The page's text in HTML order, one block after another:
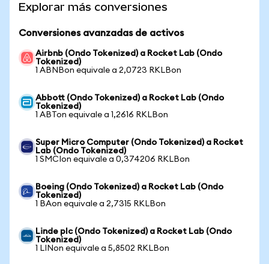
Explorar más conversiones
Conversiones avanzadas de activos
Airbnb (Ondo Tokenized) a Rocket Lab (Ondo
Tokenized)
1 ABNBon equivale a 2,0723 RKLBon
Abbott (Ondo Tokenized) a Rocket Lab (Ondo
Tokenized)
1 ABTon equivale a 1,2616 RKLBon
Super Micro Computer (Ondo Tokenized) a Rocket
Lab (Ondo Tokenized)
1 SMCIon equivale a 0,374206 RKLBon
Boeing (Ondo Tokenized) a Rocket Lab (Ondo
Tokenized)
1 BAon equivale a 2,7315 RKLBon
Linde plc (Ondo Tokenized) a Rocket Lab (Ondo
Tokenized)
1 LINon equivale a 5,8502 RKLBon